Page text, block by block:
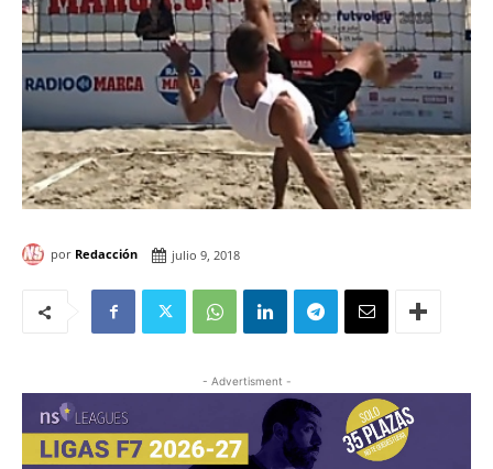
por Redacción julio 9, 2018
- Advertisment -